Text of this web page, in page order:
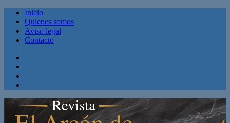
Inicio
Quienes somos
Aviso legal
Contacto